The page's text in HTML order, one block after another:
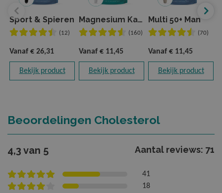
Sport & Spieren
(12)
Vanaf € 26,31
Bekijk product
Magnesium Kauwtablet
(160)
Vanaf € 11,45
Bekijk product
Multi 50+ Man
(70)
Vanaf € 11,45
Bekijk product
Beoordelingen Cholesterol
4,3 van 5 Aantal reviews: 71
41
18